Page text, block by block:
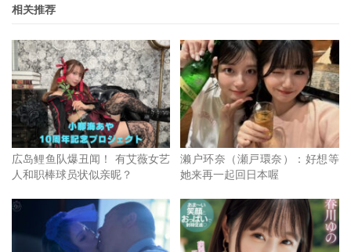
得不错，2023年的TRE反应也很好，当时一起来到台湾的三
接下来发生的事情大家都知道了，虽然古川有强烈参展的意
愿，不过因为要更换经纪公司所以要等她通通搞定才能说，
然后时间又拖得比想像久所以到现在我们才能宣布古乃ほの
(古乃穗乃)要加入AVway；至于活动嘛，请看我们的说明以
及古乃ほの(古乃穗乃)现场示范：
首先是班表以及互动内容：
接下来有请古乃ほの(古乃穗乃)示范：
相关推荐
広岛鲤鱼队爆丑闻！ 有艾薇女艺
人和职棒球员状似亲昵？
濑户环奈（瀬戸環奈）：好想等
她来再一起回日本喔